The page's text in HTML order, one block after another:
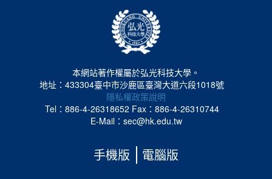
本網站著作權屬於弘光科技大學。
地址：433304臺中市沙鹿區臺灣大道六段1018號
隱私權政策說明
Tel：886-4-26318652 Fax：886-4-26310744
E-Mail：sec@hk.edu.tw
手機版 電腦版